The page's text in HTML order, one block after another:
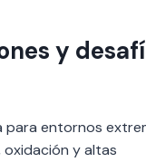
y
para entornos
oxidación y altas